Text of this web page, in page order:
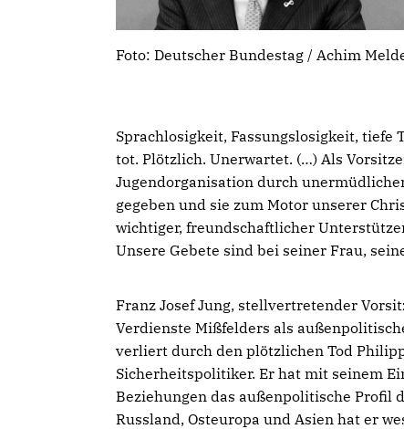
Foto: Deutscher Bundestag / Achim
Sprachlosigkeit, Fassungslosigkeit, tiefe
tot. Plötzlich. Unerwartet. (…) Als
Jugendorganisation durch
gegeben und sie zum Motor unserer
wichtiger, freundschaftlicher
Unsere Gebete sind bei seiner Frau,
Franz Josef Jung, stellvertretender
Verdienste Mißfelders als
verliert durch den plötzlichen Tod
Sicherheitspolitiker. Er hat mit seinem
Beziehungen das außenpolitische Profil
Russland, Osteuropa und Asien hat er